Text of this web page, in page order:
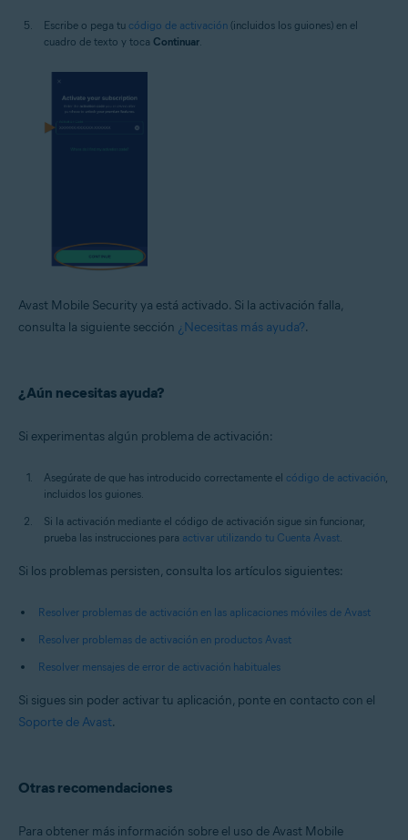
Escribe o pega tu código de activación (incluidos los guiones) en el
cuadro de texto y toca Continuar
Avast Mobile Security ya está activado. Si la activación falla,
consulta la siguiente sección ¿Necesitas más ayuda?.
¿Aún necesitas ayuda?
Si experimentas algún problema de activación:
Asegúrate de que has introducido correctamente el código de activación
incluidos los guiones.
Si la activación mediante el código de activación sigue sin funcionar,
prueba las instrucciones para activar utilizando tu Cuenta Avast
Si los problemas persisten, consulta los artículos siguientes:
Resolver problemas de activación en las aplicaciones móviles de Avast
Resolver problemas de activación en productos Avast
Resolver mensajes de error de activación habituales
Si sigues sin poder activar tu aplicación, ponte en contacto con el
Soporte de Avast.
Otras recomendaciones
Para obtener más información sobre el uso de Avast Mobile